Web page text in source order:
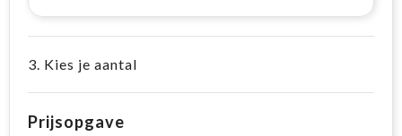
3. Kies je aantal
Prijsopgave